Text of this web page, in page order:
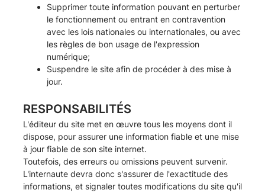
Supprimer toute information pouvant en perturber
le fonctionnement ou entrant en contravention
avec les lois nationales ou internationales, ou avec
les règles de bon usage de l'expression
numérique;
Suspendre le site afin de procéder à des mise à
jour.
RESPONSABILITÉS
L'éditeur du site met en œuvre tous les moyens dont il
dispose, pour assurer une information fiable et une mise
à jour fiable de son site internet.
Toutefois, des erreurs ou omissions peuvent survenir.
L'internaute devra donc s'assurer de l'exactitude des
informations, et signaler toutes modifications du site qu'il